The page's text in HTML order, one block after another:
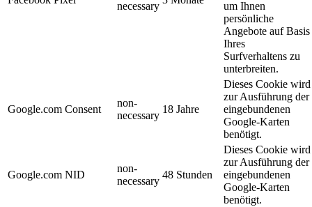
necessary
um Ihnen
persönliche
Angebote auf Basis
Ihres
Surfverhaltens zu
unterbreiten.
Google.com Consent
non-
necessary
18 Jahre
Dieses Cookie wird
zur Ausführung der
eingebundenen
Google-Karten
benötigt.
Google.com NID
non-
necessary
48 Stunden
Dieses Cookie wird
zur Ausführung der
eingebundenen
Google-Karten
benötigt.